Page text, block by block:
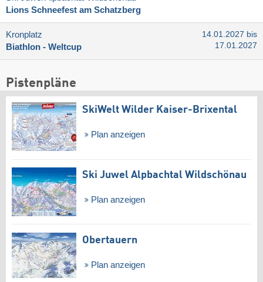
Lions Schneefest am Schatzberg
Kronplatz
Biathlon - Weltcup
14.01.2027 bis
17.01.2027
Pistenpläne
SkiWelt Wilder Kaiser-Brixental
Plan anzeigen
Ski Juwel Alpbachtal Wildschönau
Plan anzeigen
Obertauern
Plan anzeigen